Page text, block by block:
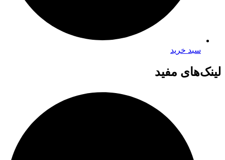
سبد خرید
لینک‌های مفید